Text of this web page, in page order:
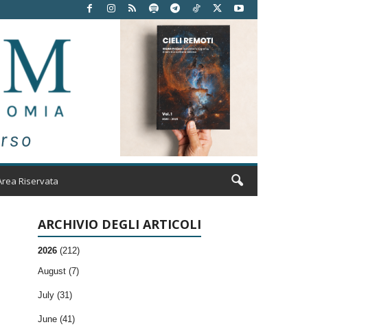
Riservata
ARCHIVIO DEGLI ARTICOLI
2026 (212)
August (7)
July (31)
June (41)